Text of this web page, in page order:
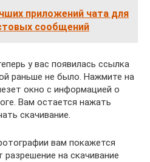
приложений чата для
сообщений
у вас появилась ссылка
раньше не было. Нажмите на
окно с информацией о
Вам остается нажать
скачивание.
вам покажется
на скачивание